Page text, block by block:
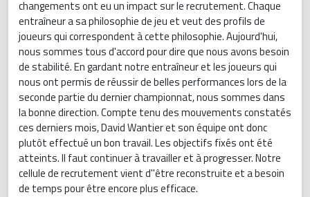
changements ont eu un impact sur le recrutement. Chaque
entraîneur a sa philosophie de jeu et veut des profils de
joueurs qui correspondent à cette philosophie. Aujourd'hui,
nous sommes tous d'accord pour dire que nous avons besoin
de stabilité. En gardant notre entraîneur et les joueurs qui
nous ont permis de réussir de belles performances lors de la
seconde partie du dernier championnat, nous sommes dans
la bonne direction. Compte tenu des mouvements constatés
ces derniers mois, David Wantier et son équipe ont donc
plutôt effectué un bon travail. Les objectifs fixés ont été
atteints. Il faut continuer à travailler et à progresser. Notre
cellule de recrutement vient d''être reconstruite et a besoin
de temps pour être encore plus efficace.